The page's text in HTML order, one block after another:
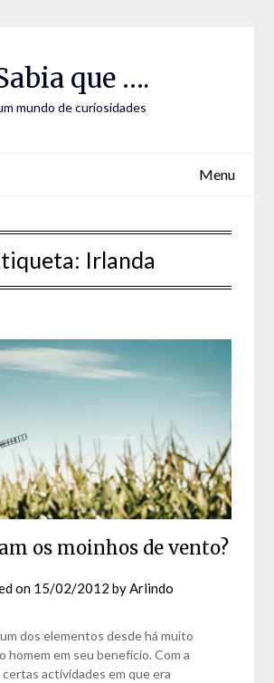
que ….
mundo de curiosidades
Menu
Irlanda
os moinhos de vento?
on 15/02/2012 byArlindo
dos elementos desde há muito
homem em seu benefício. Com a
certas actividades em que era